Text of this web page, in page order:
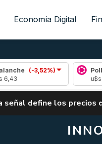
Economía Digital
(-3,52%)
Polkadot (-
señal define los precios